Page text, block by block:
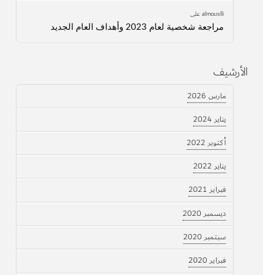
almouslliعلى
مراجعة شخصية لعام 2023 وأهداف العام الجديد
الأرشيف
مارس 2026
يناير 2024
أكتوبر 2022
يناير 2022
فبراير 2021
ديسمبر 2020
سبتمبر 2020
فبراير 2020